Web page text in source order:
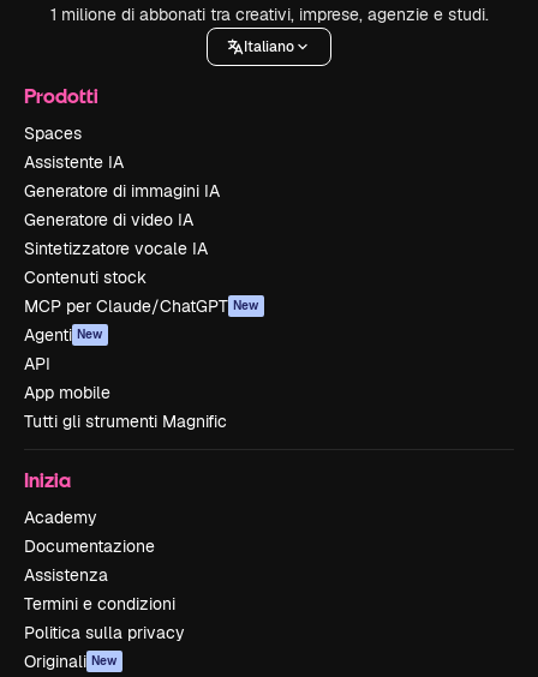
1 milione di abbonati tra creativi, imprese, agenzie e studi.
Italiano
Prodotti
Spaces
Assistente IA
Generatore di immagini IA
Generatore di video IA
Sintetizzatore vocale IA
Contenuti stock
MCP per Claude/ChatGPT New
Agenti New
API
App mobile
Tutti gli strumenti Magnific
Inizia
Academy
Documentazione
Assistenza
Termini e condizioni
Politica sulla privacy
Originali New